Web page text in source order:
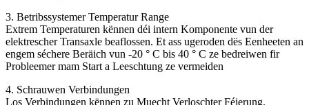
3. Betribssystemer Temperatur Range
Extrem Temperaturen kënnen déi intern Komponente vun der
elektrescher Transaxle beaflossen. Et ass ugeroden dës Eenheeten an
engem séchere Beräich vun -20 ° C bis 40 ° C ze bedreiwen fir
Probleemer mam Start a Leeschtung ze vermeiden
4. Schrauwen Verbindungen
Los Verbindungen kënnen zu Muecht Verloschter Féierung.